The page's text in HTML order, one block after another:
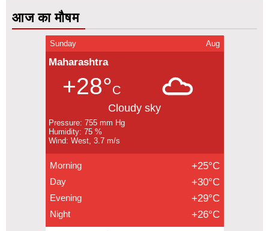
आज का मौषम
Sunday Aug
Maharashtra
+28°C
Cloudy sky
Pressure: 755 mm Hg
Humidity: 75 %
Wind: West, 3.7 m/s
Morning +25°C
Day +30°C
Evening +29°C
Night +26°C